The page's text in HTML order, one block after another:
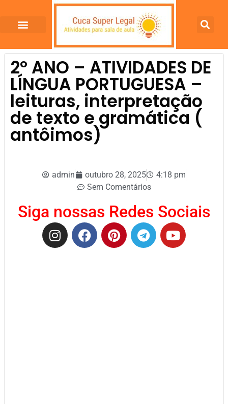
2º ANO – ATIVIDADES DE
LÍNGUA PORTUGUESA –
leituras, interpretação
de texto e gramática (
antôimos)
admin outubro 28, 2025
4:18 pm
Sem Comentários
Siga nossas Redes Sociais